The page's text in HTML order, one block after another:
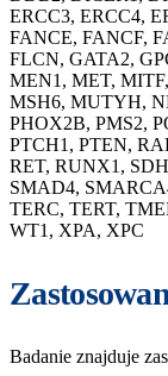
ERCC3, ERCC4,
FANCE, FANCF,
FLCN, GATA2,
MEN1, MET,
MSH6, MUTYH,
PHOX2B, PMS2,
PTCH1, PTEN,
RET, RUNX1,
SMAD4,
TERC, TERT,
WT1, XPA, XPC
Badanie znajduje